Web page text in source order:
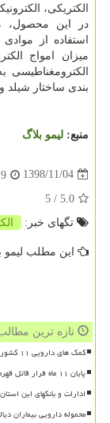
الكتریكی،
در این محصول،
استفاده از
میزان امواج
بندی ساختار
منبع: لیمو بلاگ
1398/11/04
5.0
/ 5
تگهای خبر:
این مطلب لیمو
تازه ترین
کمک های دارویی ۱۱ کشور به ایران در دوران جنگ
پایان ۱۱ ماه فرار قاتل قهرمان کراسفیت با چهره ای تغییرکرده دستگیر شد
ادارات و بانکهای این
محموله دارویی بیماران